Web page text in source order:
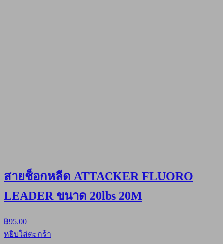
สายช็อกหลีด ATTACKER FLUORO
LEADER ขนาด 20lbs 20M
฿95.00
หยิบใส่ตะกร้า